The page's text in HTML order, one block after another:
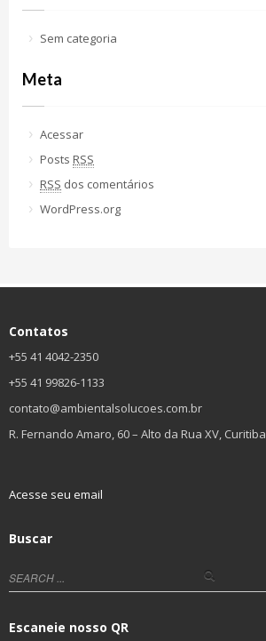
Sem categoria
Meta
Acessar
Posts RSS
RSS dos comentários
WordPress.org
Contatos
+55 41 4042-2350
+55 41 99826-1133
contato@ambientalsolucoes.com.br
R. Fernando Amaro, 60 – Alto da Rua XV, Curitiba
Acesse seu email
Buscar
Escaneie nosso QR